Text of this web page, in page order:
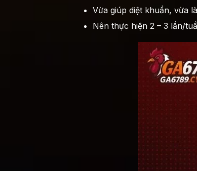
Vừa giúp diệt khuẩn, vừa
Nên thực hiện 2 – 3 lần/